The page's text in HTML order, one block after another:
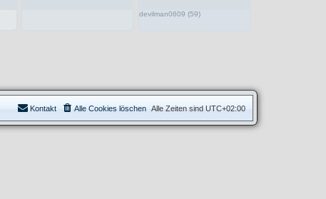
devilman0609 (59)
Alle Zeiten sind UTC+02:00
Alle Cookies löschen
Kontakt